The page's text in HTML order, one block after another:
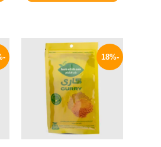
-18%
السعر
الأصلي
هو:
55 EGP.
السعر
الحالي
هو:
45 EGP.
-21%